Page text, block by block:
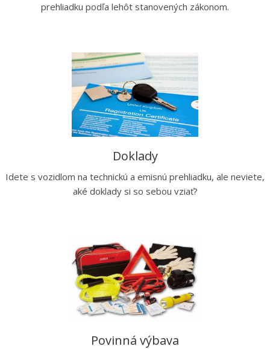
prehliadku podľa lehôt stanovených zákonom.
Doklady
Idete s vozidlom na technickú a emisnú prehliadku, ale neviete,
aké doklady si so sebou vziať?
Povinná výbava